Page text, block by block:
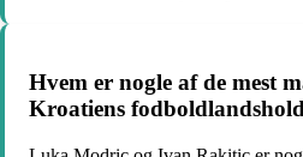
Hvem er nogle af de mest
Kroatiens